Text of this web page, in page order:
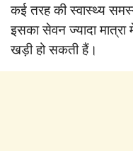
कई तरह की स्वास्थ्य
इसका सेवन ज्यादा मात्रा
खड़ी हो सकती हैं।